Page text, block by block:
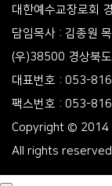
대한예수교장로회
담임목사 : 김종원
(우)38500 경상북
대표번호 : 053-
팩스번호 : 053-
Copyright © 2014
All rights